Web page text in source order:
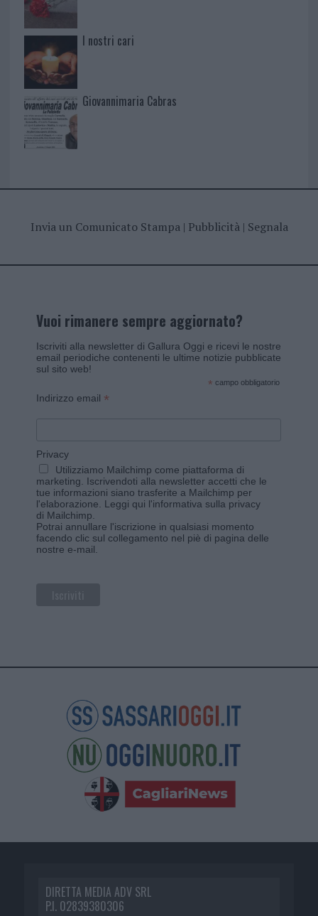
I nostri cari
Giovannimaria Cabras
Invia un Comunicato Stampa| Pubblicità| Segnala
Vuoi rimanere sempre aggiornato?
Iscriviti alla newsletter di Gallura Oggi e ricevi le nostre
email periodiche contenenti le ultime notizie pubblicate
sul sito web!
* campo obbligatorio
Indirizzo email *
Privacy
Utilizziamo Mailchimp come piattaforma di
marketing. Iscrivendoti alla newsletter accetti che le
tue informazioni siano trasferite a Mailchimp per
l'elaborazione. Leggi qui l'informativa sulla privacy
di Mailchimp.
Potrai annullare l'iscrizione in qualsiasi momento
facendo clic sul collegamento nel piè di pagina delle
nostre e-mail.
DIRETTA MEDIA ADV SRL
P.I. 02839380306